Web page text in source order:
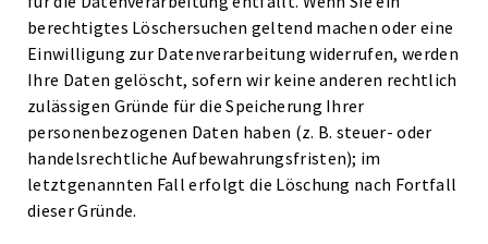
berechtigtes Löschersuchen geltend machen oder eine
Einwilligung zur Datenverarbeitung widerrufen, werden
Ihre Daten gelöscht, sofern wir keine anderen rechtlich
zulässigen Gründe für die Speicherung Ihrer
personenbezogenen Daten haben (z. B. steuer- oder
handelsrechtliche Aufbewahrungsfristen); im
letztgenannten Fall erfolgt die Löschung nach Fortfall
dieser Gründe.